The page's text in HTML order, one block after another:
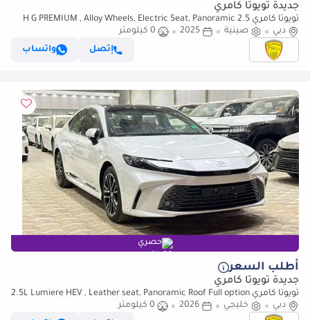
جديدة تويوتا كامري
تويوتا كامري 2.5 H G PREMIUM , Alloy Wheels, Electric Seat, Panoramic
Roof, Model 2025, China Specs
دبي صينية 2025
0 كيلومتر
إتصل
واتساب
حصري
أطلب السعر
جديدة تويوتا كامري
تويوتا كامري 2.5L Lumiere HEV , Leather seat, Panoramic Roof Full option
2025 Saudi Specs
دبي خليجي 2026
0 كيلومتر